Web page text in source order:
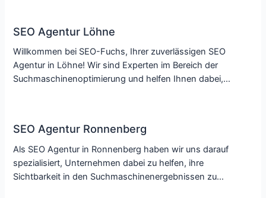
SEO Agentur Löhne
Willkommen bei SEO-Fuchs, Ihrer zuverlässigen SEO
Agentur in Löhne! Wir sind Experten im Bereich der
Suchmaschinenoptimierung und helfen Ihnen dabei,…
SEO Agentur Ronnenberg
Als SEO Agentur in Ronnenberg haben wir uns darauf
spezialisiert, Unternehmen dabei zu helfen, ihre
Sichtbarkeit in den Suchmaschinenergebnissen zu…